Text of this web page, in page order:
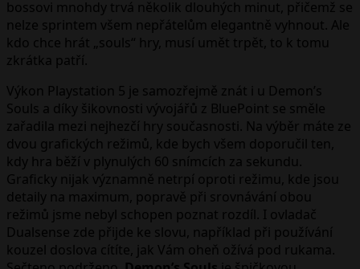
bossovi mnohdy trvá několik dlouhých minut, přičemž se
nelze sprintem všem nepřátelům elegantně vyhnout. Ale
kdo chce hrát „souls“ hry, musí umět trpět, to k tomu
zkrátka patří.
Výkon Playstation 5 je samozřejmě znát i u Demon’s
Souls a díky šikovnosti vývojářů z BluePoint se směle
zařadila mezi nejhezčí hry současnosti. Na výběr máte ze
dvou grafických režimů, kde bych všem doporučil ten,
kdy hra běží v plynulých 60 snímcích za sekundu.
Graficky nijak významně netrpí oproti režimu, kde jsou
detaily na maximum, popravě při srovnávání obou
režimů jsme nebyl schopen poznat rozdíl. I ovladač
Dualsense zde přijde ke slovu, například při používání
kouzel doslova cítíte, jak Vám oheň ožívá pod rukama.